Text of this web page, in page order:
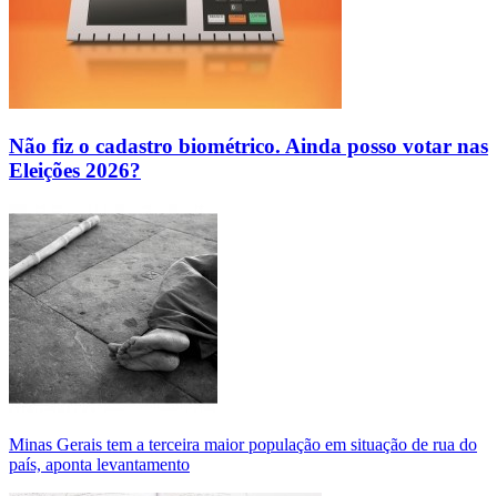
Não fiz o cadastro biométrico. Ainda posso votar nas
Eleições 2026?
Minas Gerais tem a terceira maior população em situação de rua do
país, aponta levantamento